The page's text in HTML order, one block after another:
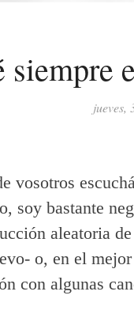
siempre
jueves,
vosotros
soy bastante
aleatoria de
o, en el
con algunas